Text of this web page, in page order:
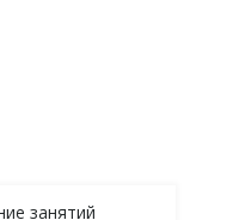
занятий